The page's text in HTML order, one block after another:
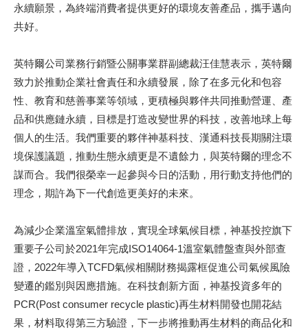
永續願景，為終端消費者提供更好的環境友善產品，攜手邁向
共好。
英特爾公司業務行銷暨公關事業群副總裁汪佳慧表示，英特爾
致力於推動企業社會責任和永續發展，除了在多元化和包容
性、教育和慈善事業等領域，更積極與夥伴共同推動營運、產
品和供應鏈永續，目標是打造改變世界的科技，改善地球上每
個人的生活。我們重要的夥伴神基科技、漢通科技長期關注環
境保護議題，推動生態永續更是不遺餘力，與英特爾的理念不
謀而合。我們很榮幸一起參與今日的活動，用行動支持他們的
理念，期許為下一代創造更美好的未來。
為減少企業溫室氣體排放，實現全球氣候目標，神基投控旗下
重要子公司於2021年完成ISO14064-1溫室氣體盤查與外部查
證，2022年導入TCFD氣候相關財務揭露框促進公司氣候風險
變遷的鑑別與因應措施。在科技創新方面，神基投資多年的
PCR(Post consumer recycle plastic)再生材料開發也開花結
果，材料取得第三方驗證，下一步將推動再生材料的商品化和